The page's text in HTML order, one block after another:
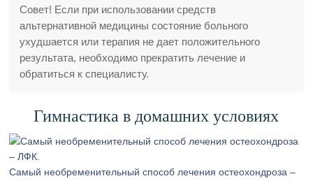
Совет! Если при использовании средств
альтернативной медицины состояние больного
ухудшается или терапия не дает положительного
результата, необходимо прекратить лечение и
обратиться к специалисту.
Гимнастика в домашних условиях
Самый необременительный способ лечения остеохондроза –